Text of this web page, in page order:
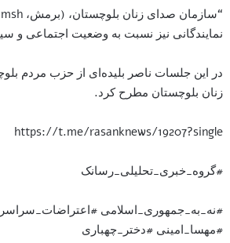
نمایندگانی نیز نسبت به وضعیت اجتماعی و
در این جلسات ناصر بلیده‌ای از حزب مردم
زنان بلوچستان مطرح کرد.
https://t.me/rasanknews/19207?single
#گروه_خبری_تحلیلی_رسانک
#نه_به_جمهوری_اسلامی
#مهسا_امینی #دختر_چهباری